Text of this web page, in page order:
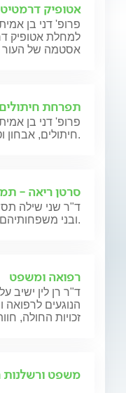
אטופיק
פרופ' דני בן
למחלת אטופיק
אסטמה של העור
תפרחת חיתולים
פרופ' דני בן
חיתולים, אבחון וטיפול.
סרטן ריאה -
ד"ר שני שילה
ובני משפחותיהם.
רפואה ומשפט
ד"ר רן לין ישיב
הנוגעים לרפואה
זכויות החולה,
משפט ורשלנות